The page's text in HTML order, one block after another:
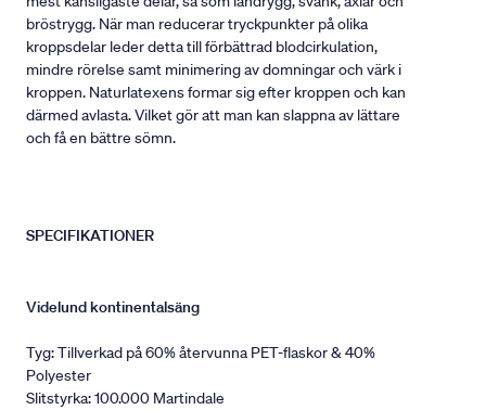
bröstrygg. När man reducerar tryckpunkter på olika
kroppsdelar leder detta till förbättrad blodcirkulation,
mindre rörelse samt minimering av domningar och värk i
kroppen. Naturlatexens formar sig efter kroppen och kan
därmed avlasta. Vilket gör att man kan slappna av lättare
och få en bättre sömn.
SPECIFIKATIONER
Videlund kontinentalsäng
Tyg: Tillverkad på 60% återvunna PET-flaskor & 40%
Polyester
Slitstyrka: 100.000 Martindale